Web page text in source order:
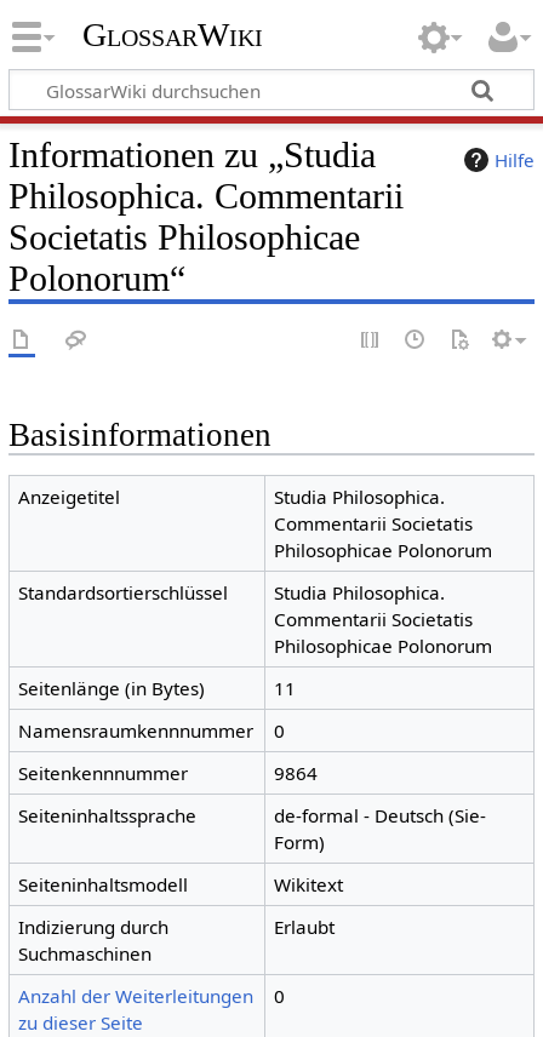
GlossarWiki
Hilfe
Informationen zu „Studia
Philosophica. Commentarii
Societatis Philosophicae
Polonorum“
Basisinformationen
Anzeigetitel
Studia Philosophica.
Commentarii Societatis
Philosophicae Polonorum
Standardsortierschlüssel
Studia Philosophica.
Commentarii Societatis
Philosophicae Polonorum
Seitenlänge (in Bytes)
11
Namensraumkennnummer
0
Seitenkennnummer
9864
Seiteninhaltssprache
de-formal - Deutsch (Sie-
Form)
Seiteninhaltsmodell
Wikitext
Indizierung durch
Suchmaschinen
Erlaubt
Anzahl der Weiterleitungen
zu dieser Seite
0